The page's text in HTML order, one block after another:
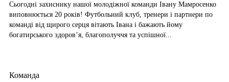
Сьогодні захиснику нашої молодіжної команди Івану Мамросенко
виповнюється 20 років! Футбольний клуб, тренери і партнери по
команді від щирого серця вітають Івана і бажають йому
богатирського здоров’я, благополуччя та успішної...
Команда